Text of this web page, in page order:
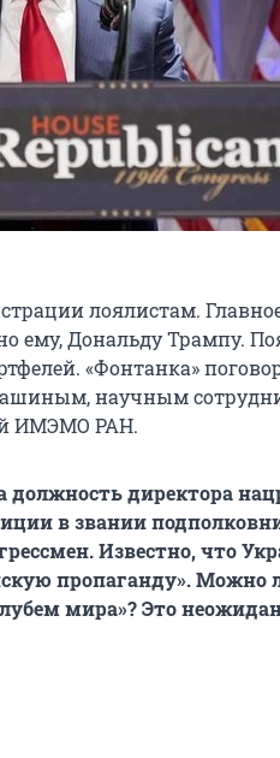
лоялистам.
ему, Дональду Трампу.
«Фонтанка»
научным
ИМЭМО РАН.
директора
в звании
Известно, что
пропаганду». Можно
мира»? Это